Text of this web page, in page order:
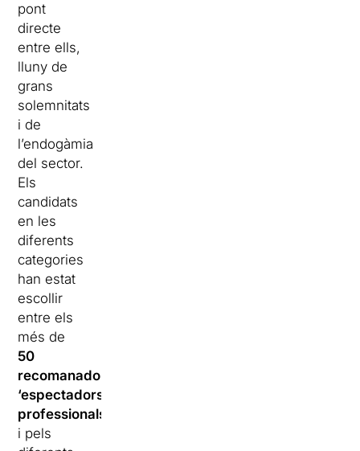
pont
directe
entre ells,
lluny de
grans
solemnitats
i de
l’endogàmia
del sector.
Els
candidats
en les
diferents
categories
han estat
escollir
entre els
més de
50
recomanadors/es
‘espectadors/es
professionals’
i pels